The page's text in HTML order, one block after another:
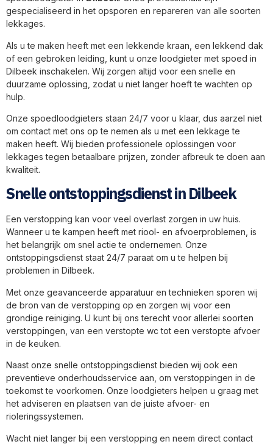
gespecialiseerd in het opsporen en repareren van alle soorten
lekkages.
Als u te maken heeft met een lekkende kraan, een lekkend dak
of een gebroken leiding, kunt u onze loodgieter met spoed in
Dilbeek inschakelen. Wij zorgen altijd voor een snelle en
duurzame oplossing, zodat u niet langer hoeft te wachten op
hulp.
Onze spoedloodgieters staan 24/7 voor u klaar, dus aarzel niet
om contact met ons op te nemen als u met een lekkage te
maken heeft. Wij bieden professionele oplossingen voor
lekkages tegen betaalbare prijzen, zonder afbreuk te doen aan
kwaliteit.
Snelle ontstoppingsdienst in Dilbeek
Een verstopping kan voor veel overlast zorgen in uw huis.
Wanneer u te kampen heeft met riool- en afvoerproblemen, is
het belangrijk om snel actie te ondernemen. Onze
ontstoppingsdienst staat 24/7 paraat om u te helpen bij
problemen in Dilbeek.
Met onze geavanceerde apparatuur en technieken sporen wij
de bron van de verstopping op en zorgen wij voor een
grondige reiniging. U kunt bij ons terecht voor allerlei soorten
verstoppingen, van een verstopte wc tot een verstopte afvoer
in de keuken.
Naast onze snelle ontstoppingsdienst bieden wij ook een
preventieve onderhoudsservice aan, om verstoppingen in de
toekomst te voorkomen. Onze loodgieters helpen u graag met
het adviseren en plaatsen van de juiste afvoer- en
rioleringssystemen.
Wacht niet langer bij een verstopping en neem direct contact